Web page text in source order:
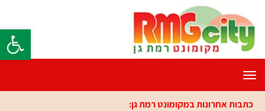
פתח
תפריט
כתבות אחרונות במקומונט רמת גן: